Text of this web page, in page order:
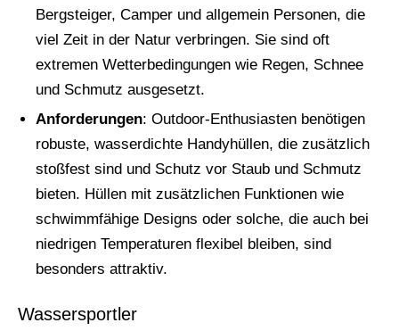
Bergsteiger, Camper und allgemein Personen, die
viel Zeit in der Natur verbringen. Sie sind oft
extremen Wetterbedingungen wie Regen, Schnee
und Schmutz ausgesetzt.
Anforderungen: Outdoor-Enthusiasten benötigen
robuste, wasserdichte Handyhüllen, die zusätzlich
stoßfest sind und Schutz vor Staub und Schmutz
bieten. Hüllen mit zusätzlichen Funktionen wie
schwimmfähige Designs oder solche, die auch bei
niedrigen Temperaturen flexibel bleiben, sind
besonders attraktiv.
Wassersportler